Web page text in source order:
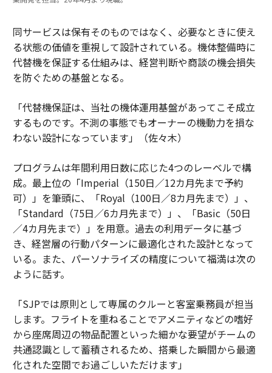
同サービスは保有そのものではなく、必要なときに使え
る状態の価値を重視して設計されている。機体整備時に
代替機を保証する仕組みは、経営判断や商談の機会損失
を防ぐための基盤となる。
「代替機保証は、当社の機体運用基盤があってこそ成立
するものです。不測の事態でもオーナーの機動力を損な
わない設計になっています」（佐々木）
プログラムは年間利用日数に応じた4つのレーベルで構
成。最上位の「Imperial（150日／12カ月先まで予約
可）」を筆頭に、「Royal（100日／8カ月先まで）」、
「Standard（75日／6カ月先まで）」、「Basic（50日
／4カ月先まで）」を用意。過去の利用データに基づ
き、経営層の行動パターンに最適化された設計となって
いる。また、パーソナライズの精度について福満は次の
ように話す。
「SJPでは原則として専属のクルーと客室乗務員が担当
します。フライトを重ねることでアメニティなどの嗜好
から座席周辺の物品配置といった細かな要望がチームの
共通認識として蓄積されるため、搭乗した瞬間から最適
化された空間でお過ごしいただけます」